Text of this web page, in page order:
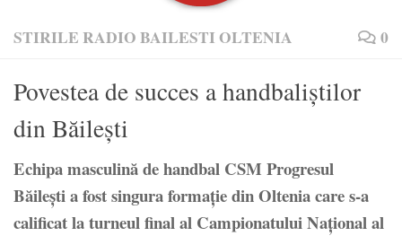
STIRILE RADIO BAILESTI OLTENIA 0
Povestea de succes a handbaliștilor
din Băilești
Echipa masculină de handbal CSM Progresul
Băilești a fost singura formație din Oltenia care s-a
calificat la turneul final al Campionatului Național al